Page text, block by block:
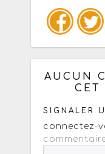
Copiez les
: mail /
AUCUN
CET
SIGNALER
connectez-